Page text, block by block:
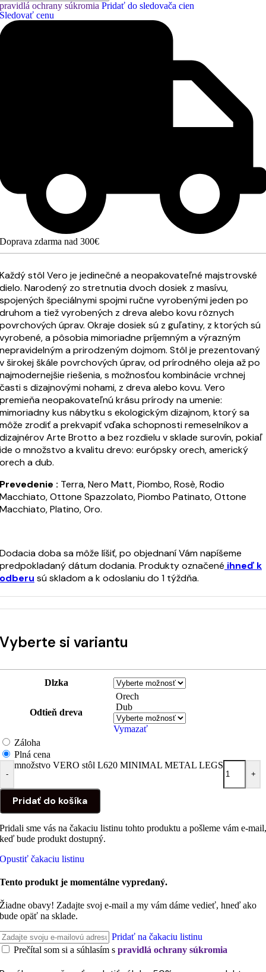
pravidlá ochrany súkromia Pridať do sledovača cien
Sledovať cenu
Doprava zdarma nad 300€
Každý stôl Vero je jedinečné a neopakovateľné majstrovské
dielo. Narodený zo stretnutia dvoch dosiek z masívu,
spojených špeciálnymi spojmi ručne vyrobenými jeden po
druhom a tiež vyrobených z dreva alebo kovu rôznych
povrchových úprav. Okraje dosiek sú z guľatiny, z ktorých sú
vyrobené, a pôsobia mimoriadne príjemným a výrazným
nepravidelným a prirodzeným dojmom. Stôl je prezentovaný
v širokej škále povrchových úprav, od prírodného oleja až po
najmodernejšie riešenia, s možnosťou kombinácie vrchnej
časti s dizajnovými nohami, z dreva alebo kovu. Vero
premieňa neopakovateľnú krásu prírody na umenie:
mimoriadny kus nábytku s ekologickým dizajnom, ktorý sa
môže zrodiť a prekvapiť vďaka schopnosti remeselníkov a
dizajnérov Arte Brotto a bez rozdielu v sklade surovín, pokiaľ
ide o množstvo a kvalitu drevo: európsky orech, americký
orech a dub.
Prevedenie : Terra, Nero Matt, Piombo, Rosè, Rodio
Macchiato, Ottone Spazzolato, Piombo Patinato, Ottone
Macchiato, Platino, Oro.
Dodacia doba sa môže líšiť, po objednaní Vám napíšeme
predpokladaný dátum dodania. Produkty označené ihneď k
odberu sú skladom a k odoslaniu do 1 týždňa.
Vyberte si variantu
Dlzka
Odtieň dreva
Orech
Dub
Vymazať
Záloha
Plná cena
-
množstvo VERO stôl L620 MINIMAL METAL LEGS
+
Pridať do košíka
Pridali sme vás na čakaciu listinu tohto produktu a pošleme vám e-mail,
keď bude produkt dostupný.
Opustiť čakaciu listinu
Tento produkt je momentálne vypredaný.
Žiadne obavy! Zadajte svoj e-mail a my vám dáme vedieť, hneď ako
bude opäť na sklade.
Pridať na čakaciu listinu
Prečítal som si a súhlasím s pravidlá ochrany súkromia